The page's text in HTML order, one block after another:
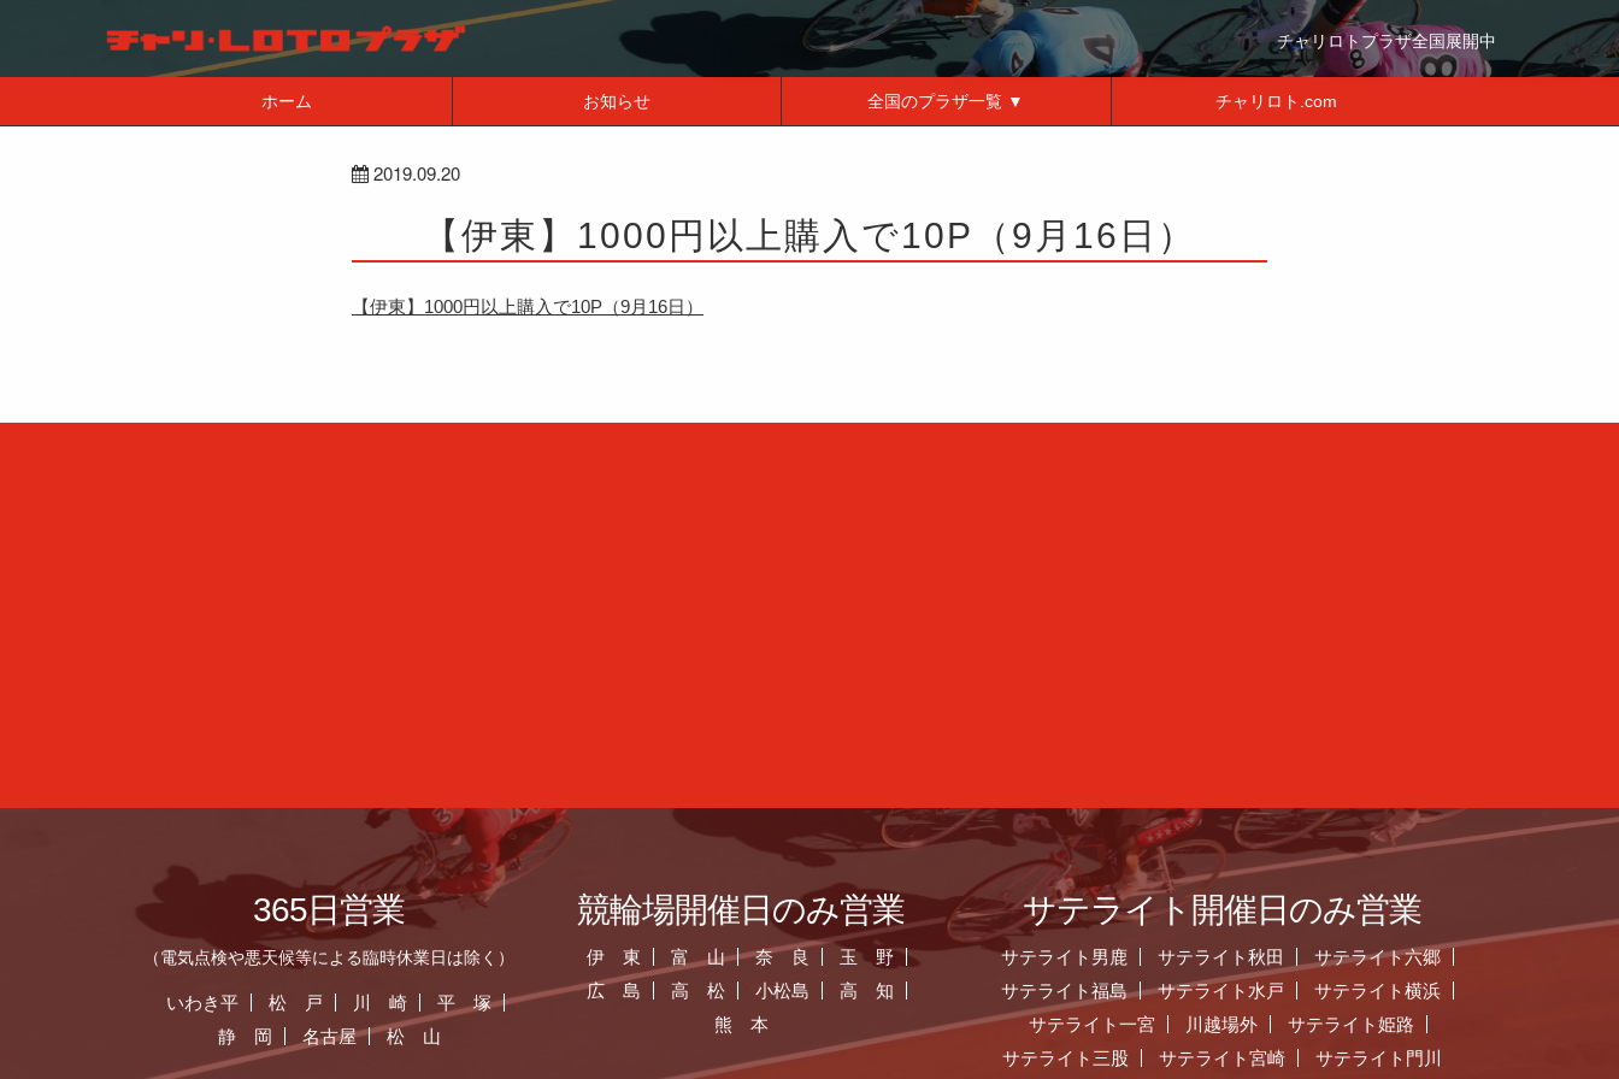
チャリロトプラザ全国展開中
ホーム お知らせ 全国のプラザ一覧 ▼ チャリロト.com
2019.09.20
【伊東】1000円以上購入で10P（9月16日）
【伊東】1000円以上購入で10P（9月16日）
365日営業
（電気点検や悪天候等による臨時休業日は除く）
いわき平 松 戸 川 崎
平 塚
静 岡
名古屋 松 山
競輪場開催日のみ営業
伊 東 富 山 奈 良
玉 野
広 島
高 松 小松島
高 知
熊 本
サテライト開催日のみ営業
サテライト男鹿 サテライト秋田
サテライト六郷
サテライト福島
サテライト水戸
サテライト横浜
サテライト一宮
川越場外
サテライト姫路
サテライト三股
サテライト宮崎 サテライト門川